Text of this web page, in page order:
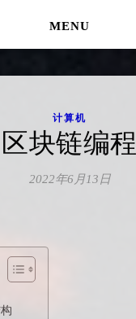
MENU
计算机
区块链编程
2022年6月13日